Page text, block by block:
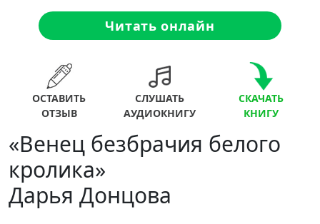
Читать онлайн
ОСТАВИТЬ
ОТЗЫВ
СЛУШАТЬ
АУДИОКНИГУ
СКАЧАТЬ
КНИГУ
«Венец безбрачия белого
кролика»
Дарья Донцова